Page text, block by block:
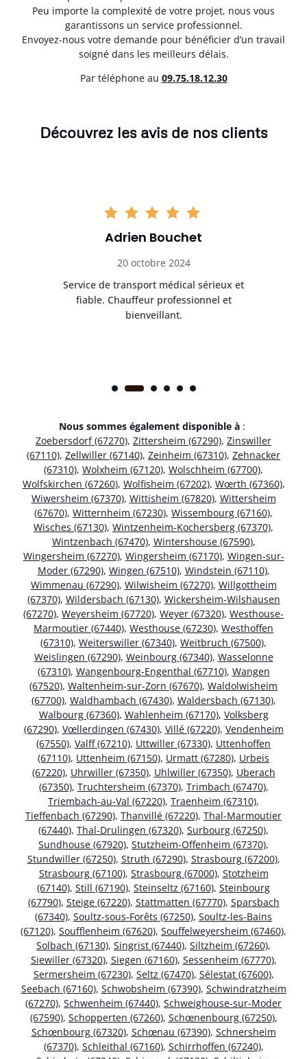
Peu importe la complexité de votre projet, nous vous
garantissons un service professionnel.
Envoyez-nous votre demande pour bénéficier d’un travail
soigné dans les meilleurs délais.
Par téléphone au 09.75.18.12.30
Découvrez les avis de nos clients
Adrien Bouchet
20 octobre 2024
Service de transport médical sérieux et
fiable. Chauffeur professionnel et
bienveillant.
Nous sommes également disponible à :
Zoebersdorf (67270), Zittersheim (67290), Zinswiller
(67110), Zellwiller (67140), Zeinheim (67310), Zehnacker
(67310), Wolxheim (67120), Wolschheim (67700),
Wolfskirchen (67260), Wolfisheim (67202), Wœrth (67360),
Wiwersheim (67370), Wittisheim (67820), Wittersheim
(67670), Witternheim (67230), Wissembourg (67160),
Wisches (67130), Wintzenheim-Kochersberg (67370),
Wintzenbach (67470), Wintershouse (67590),
Wingersheim (67270), Wingersheim (67170), Wingen-sur-
Moder (67290), Wingen (67510), Windstein (67110),
Wimmenau (67290), Wilwisheim (67270), Willgottheim
(67370), Wildersbach (67130), Wickersheim-Wilshausen
(67270), Weyersheim (67720), Weyer (67320), Westhouse-
Marmoutier (67440), Westhouse (67230), Westhoffen
(67310), Weiterswiller (67340), Weitbruch (67500),
Weislingen (67290), Weinbourg (67340), Wasselonne
(67310), Wangenbourg-Engenthal (67710), Wangen
(67520), Waltenheim-sur-Zorn (67670), Waldolwisheim
(67700), Waldhambach (67430), Waldersbach (67130),
Walbourg (67360), Wahlenheim (67170), Volksberg
(67290), Vœllerdingen (67430), Villé (67220), Vendenheim
(67550), Valff (67210), Uttwiller (67330), Uttenhoffen
(67110), Uttenheim (67150), Urmatt (67280), Urbeis
(67220), Uhrwiller (67350), Uhlwiller (67350), Uberach
(67350), Truchtersheim (67370), Trimbach (67470),
Triembach-au-Val (67220), Traenheim (67310),
Tieffenbach (67290), Thanvillé (67220), Thal-Marmoutier
(67440), Thal-Drulingen (67320), Surbourg (67250),
Sundhouse (67920), Stutzheim-Offenheim (67370),
Stundwiller (67250), Struth (67290), Strasbourg (67200),
Strasbourg (67100), Strasbourg (67000), Stotzheim
(67140), Still (67190), Steinseltz (67160), Steinbourg
(67790), Steige (67220), Stattmatten (67770), Sparsbach
(67340), Soultz-sous-Forêts (67250), Soultz-les-Bains
(67120), Soufflenheim (67620), Souffelweyersheim (67460),
Solbach (67130), Singrist (67440), Siltzheim (67260),
Siewiller (67320), Siegen (67160), Sessenheim (67770),
Sermersheim (67230), Seltz (67470), Sélestat (67600),
Seebach (67160), Schwobsheim (67390), Schwindratzheim
(67270), Schwenheim (67440), Schweighouse-sur-Moder
(67590), Schopperten (67260), Schœnenbourg (67250),
Schœnbourg (67320), Schœnau (67390), Schnersheim
(67370), Schleithal (67160), Schirrhoffen (67240),